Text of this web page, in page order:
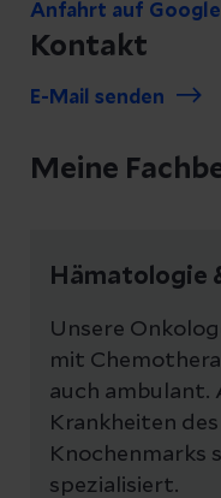
Anfahrt auf Google
Kontakt
E-Mail senden
Meine
Hämatologie
Unsere
mit
auch
Krankheiten
Knochenmarks
spezialisiert.